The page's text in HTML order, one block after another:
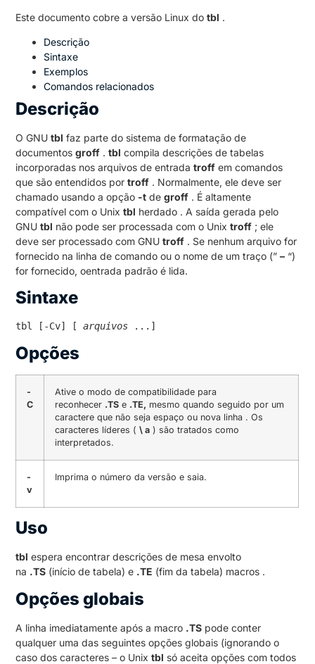
Este documento cobre a versão Linux dotbl .
Descrição
Sintaxe
Exemplos
Comandos relacionados
Descrição
O GNUtbl faz parte do sistema de formatação de
documentosgroff .tbl compila descrições de tabelas
incorporadas nos arquivos de entradatroff em comandos
que são entendidos portroff . Normalmente, ele deve ser
chamado usando a opção -t degroff . É altamente
compatível com o Unixtbl herdado . A saída gerada pelo
GNUtbl não pode ser processada com o Unixtroff ; ele
deve ser processado com GNUtroff . Se nenhum arquivo for
fornecido na linha de comando ou o nome de um traço (”– “)
for fornecido, oentrada padrão é lida.
Sintaxe
tbl [-Cv] [ arquivos ...]
Opções
-
C
Ative o modo de compatibilidade para
reconhecer .TS e .TE, mesmo quando seguido por um
caractere que não seja espaço ou nova linha . Os
caracteres líderes (\ a ) são tratados como
interpretados.
-
v
Imprima o número da versão e saia.
Uso
tbl espera encontrar descrições de mesa envolto
na .TS (início de tabela) e .TE (fim da tabela) macros .
Opções globais
A linha imediatamente após a macro .TS pode conter
qualquer uma das seguintes opções globais (ignorando o
caso dos caracteres – o Unixtbl só aceita opções com todos